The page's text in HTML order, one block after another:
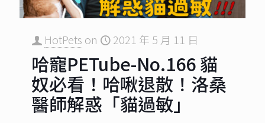
HotPets on 2021 年 5 月 11 日
哈寵PETube-No.166 貓
奴必看！哈啾退散！洛桑
醫師解惑「貓過敏」